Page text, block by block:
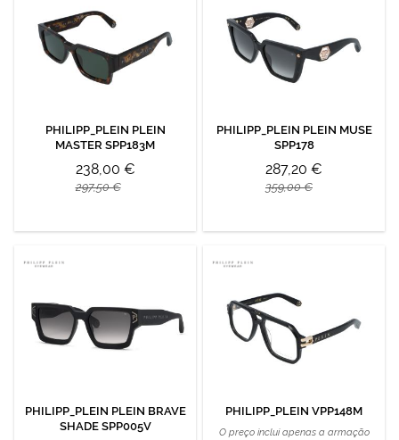
PHILIPP_PLEIN PLEIN
MASTER SPP183M
238,00 €
297,50 €
PHILIPP_PLEIN PLEIN MUSE
SPP178
287,20 €
359,00 €
PHILIPP_PLEIN PLEIN BRAVE
SHADE SPP005V
PHILIPP_PLEIN VPP148M
O preço inclui apenas a armação